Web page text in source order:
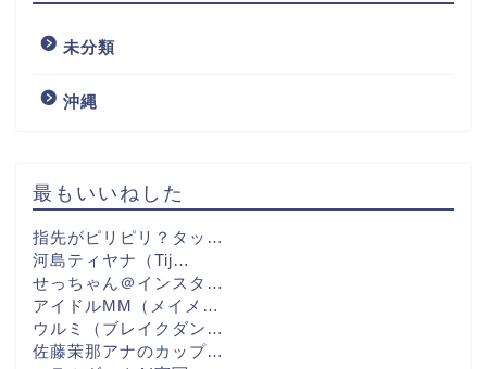
未分類
沖縄
最もいいねした
指先がピリピリ？タッ…
河島ティヤナ（Tij…
せっちゃん＠インスタ…
アイドルMM（メイメ…
ウルミ（ブレイクダン…
佐藤茉那アナのカップ…